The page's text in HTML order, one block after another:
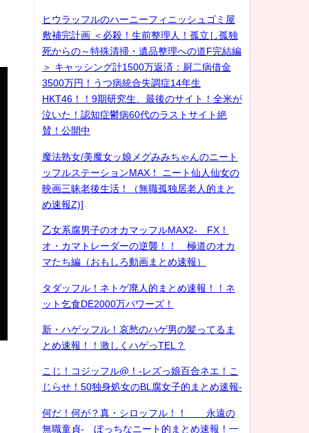
ヒウラッフルのハーニーフィニッシュゴミ屋
敷補完計画 ＜必殺！生前整理人！孤立し孤独
死からの～特殊清掃・遺品整理への道F完結編
＞ キャッシング計1500万返済：厨二病借金
3500万円！うつ病統合失調症14年生
HKT46！！9期研究生、最後のサイト！全米が
泣いた！認知症鬱病60代のラストサイト絶
賛！公開中
魔法熟女/美魔女ッ娘メグみみちゃんのニート
ッフルステーションMAX！ ニート仙人仙女の
映画三昧老後生活！（無職孤独居老人的まと
め速報Z)]
乙女系腐男子のオカマッフルMAX2- FX！
オ・カマトレーダーの逆襲！！ 極道のオカ
マたち編（おもしろ動画まとめ速報）
タダッフル！ネトゲ廃人的まとめ速報！！ネ
ット乞食DE2000万パワーズ！
新・ハゲッフル！哀愁のハゲ男の髪ってるま
とめ速報！！激しくハゲっTEL？
こじ！コジッフル@！-レズっ娘百合ネエ！こ
じらせ！50独身処女のBL腐女子的まとめ速報-
何だ！何が？真・シロッフル！！ 永遠の
無職童貞- ぼっちなニート的まとめ速報！一